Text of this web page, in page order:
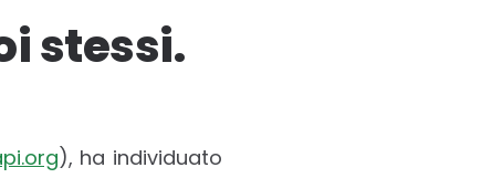
stessi.
), ha individuato